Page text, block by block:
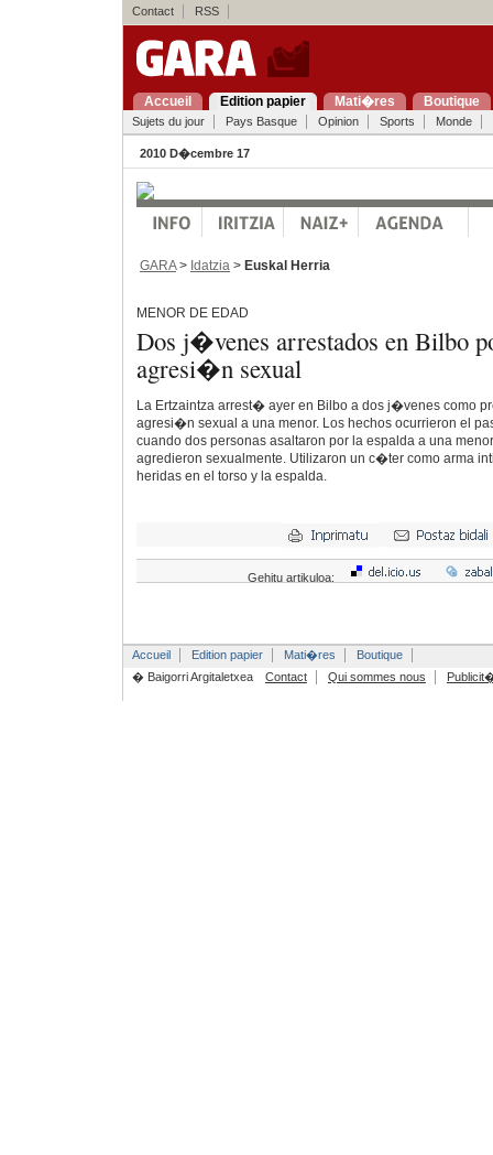
Contact RSS
Accueil Edition papier Mati�res Boutique
Sujets du jour Pays Basque Opinion Sports Monde
2010 D�cembre 17
GARA> Idatzia > Euskal Herria
MENOR DE EDAD
Dos j�venes arrestados en Bilbo
agresi�n sexual
La Ertzaintza arrest� ayer en Bilbo a dos j�venes como
agresi�n sexual a una menor. Los hechos ocurrieron el
cuando dos personas asaltaron por la espalda a una
agredieron sexualmente. Utilizaron un c�ter como arma
heridas en el torso y la espalda.
Gehitu artikuloa:
Accueil Edition papier Mati�res
Boutique
� Baigorri Argitaletxea
Contact Qui sommes nous